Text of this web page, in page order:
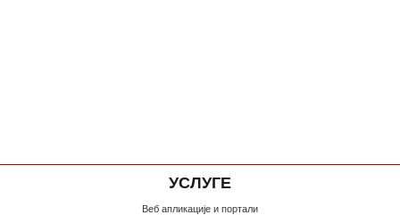
УСЛУГЕ
Веб апликације и портали